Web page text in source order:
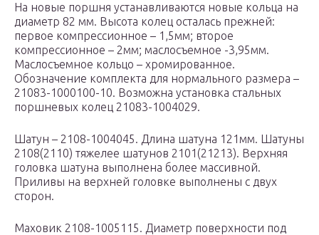
На новые поршня устанавливаются новые кольца на
диаметр 82 мм. Высота колец осталась прежней:
первое компрессионное – 1,5мм; второе
компрессионное – 2мм; маслосъемное -3,95мм.
Маслосъемное кольцо – хромированное.
Обозначение комплекта для нормального размера –
21083-1000100-10. Возможна установка стальных
поршневых колец 21083-1004029.
Шатун – 2108-1004045. Длина шатуна 121мм. Шатуны
2108(2110) тяжелее шатунов 2101(21213). Верхняя
головка шатуна выполнена более массивной.
Приливы на верхней головке выполнены с двух
сторон.
Маховик 2108-1005115. Диаметр поверхности под